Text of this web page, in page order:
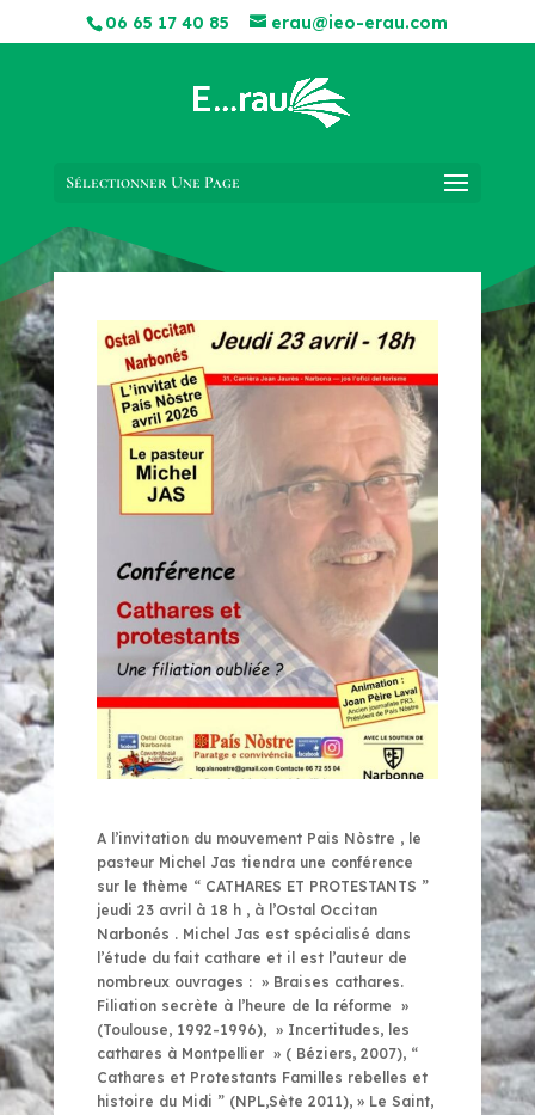
06 65 17 40 85 erau@ieo-erau.com
Sélectionner Une Page
A l’invitation du mouvement Pais Nòstre , le
pasteur Michel Jas tiendra une conférence
sur le thème “ CATHARES ET PROTESTANTS ”
jeudi 23 avril à 18 h , à l’Ostal Occitan
Narbonés . Michel Jas est spécialisé dans
l’étude du fait cathare et il est l’auteur de
nombreux ouvrages : » Braises cathares.
Filiation secrète à l’heure de la réforme »
(Toulouse, 1992-1996), » Incertitudes, les
cathares à Montpellier » ( Béziers, 2007), “
Cathares et Protestants Familles rebelles et
histoire du Midi ” (NPL,Sète 2011), » Le Saint,